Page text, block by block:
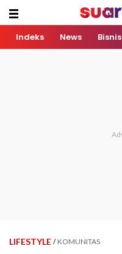
Indeks News Bisnis
LIFESTYLE / KOMUNITAS